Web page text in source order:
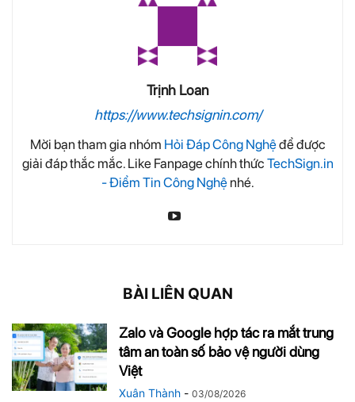
Trịnh Loan
https://www.techsignin.com/
Mời bạn tham gia nhóm Hỏi Đáp Công Nghệđể được
giải đáp thắc mắc. Like Fanpage chính thức TechSign.in
- Điểm Tin Công Nghệnhé.
BÀI LIÊN QUAN
Zalo và Google hợp tác ra mắt trung
tâm an toàn số bảo vệ người dùng
Việt
Xuân Thành - 03/08/2026